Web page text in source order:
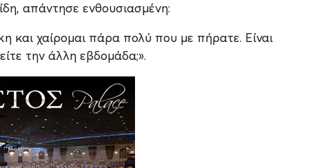
απάντησε ενθουσιασμένη:
και χαίρομαι πάρα πολύ που με πήρατε. Είναι
την άλλη εβδομάδα;».